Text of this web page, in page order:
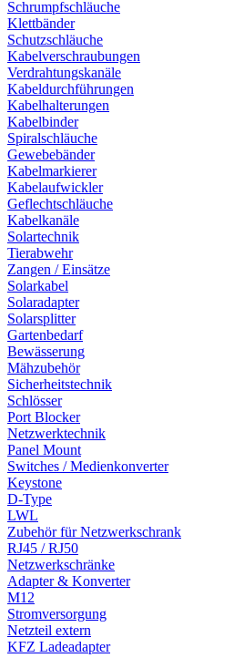
Schrumpfschläuche
Klettbänder
Schutzschläuche
Kabelverschraubungen
Verdrahtungskanäle
Kabeldurchführungen
Kabelhalterungen
Kabelbinder
Spiralschläuche
Gewebebänder
Kabelmarkierer
Kabelaufwickler
Geflechtschläuche
Kabelkanäle
Solartechnik
Tierabwehr
Zangen / Einsätze
Solarkabel
Solaradapter
Solarsplitter
Gartenbedarf
Bewässerung
Mähzubehör
Sicherheitstechnik
Schlösser
Port Blocker
Netzwerktechnik
Panel Mount
Switches / Medienkonverter
Keystone
D-Type
LWL
Zubehör für Netzwerkschrank
RJ45 / RJ50
Netzwerkschränke
Adapter & Konverter
M12
Stromversorgung
Netzteil extern
KFZ Ladeadapter